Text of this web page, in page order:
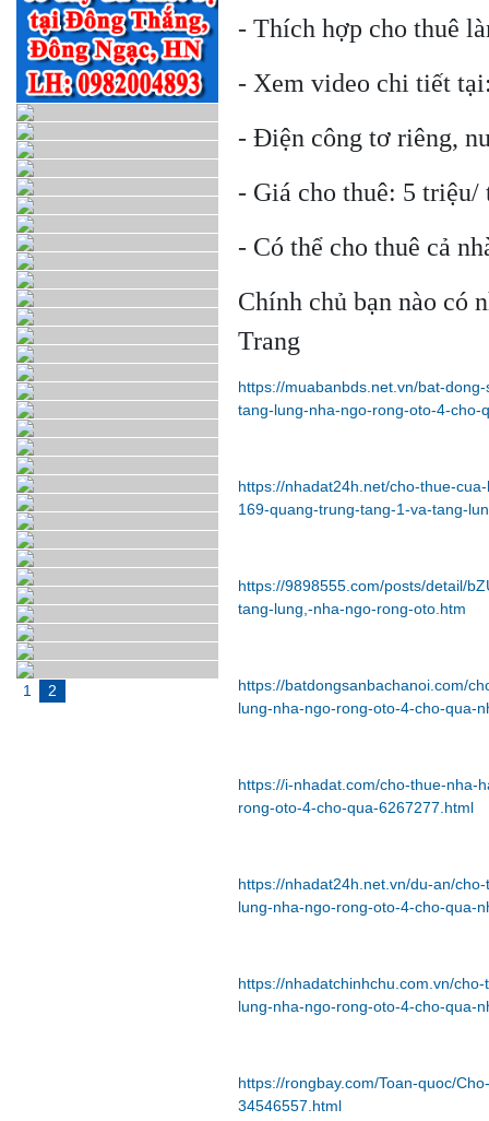
1 2
- Thích hợp cho thuê
- Xem video chi tiết
- Điện công tơ riêng,
- Giá cho thuê: 5
- Có thể cho thuê cả
Chính chủ bạn nào có
Trang
https://muabanbds.net.vn/bat-
tang-lung-nha-ngo-rong-oto-4-cho-
https://nhadat24h.net/cho-thue-
169-quang-trung-tang-1-va-tang-
https://9898555.com/posts/detail/
tang-lung,-nha-ngo-rong-oto.htm
https://batdongsanbachanoi.com/
lung-nha-ngo-rong-oto-4-cho-qua-
https://i-nhadat.com/cho-thue-nha-
rong-oto-4-cho-qua-6267277.html
https://nhadat24h.net.vn/du-an/
lung-nha-ngo-rong-oto-4-cho-qua-
https://nhadatchinhchu.com.vn/
lung-nha-ngo-rong-oto-4-cho-qua-
https://rongbay.com/Toan-quoc/
34546557.html